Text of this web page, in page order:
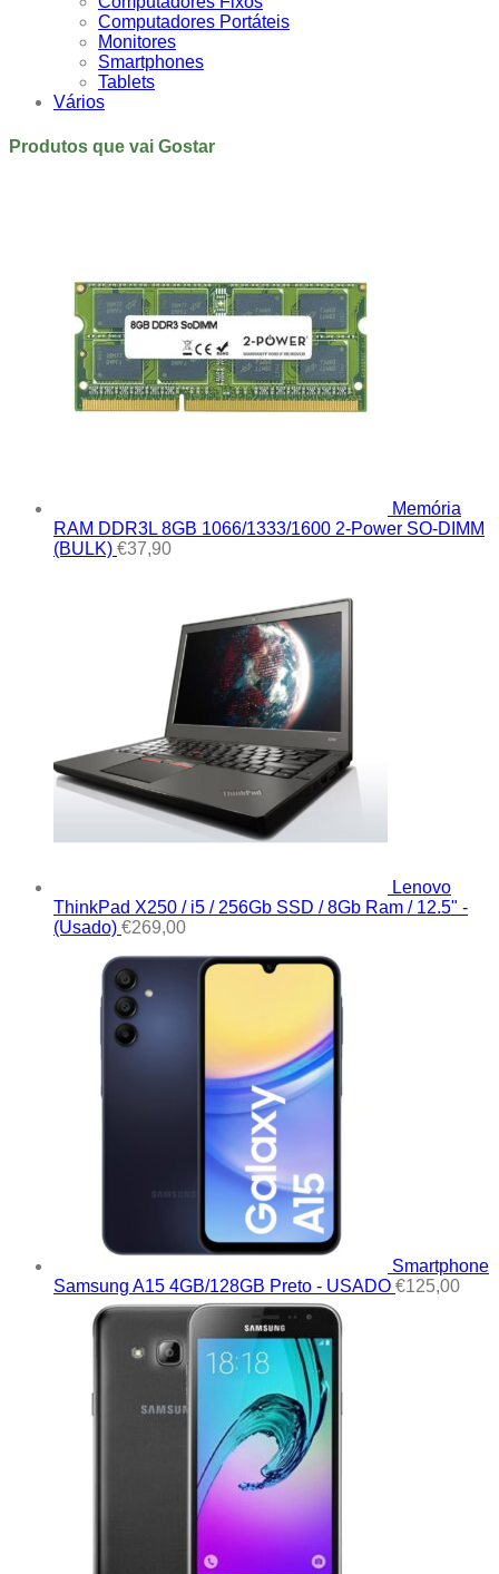
Computadores Portáteis
Monitores
Smartphones
Tablets
Vários
Produtos que vai Gostar
Memória
RAM DDR3L 8GB 1066/1333/1600 2-Power SO-DIMM
(BULK) €37,90
Lenovo
ThinkPad X250 / i5 / 256Gb SSD / 8Gb Ram / 12.5" -
(Usado) €269,00
Smartphone
Samsung A15 4GB/128GB Preto - USADO €125,00